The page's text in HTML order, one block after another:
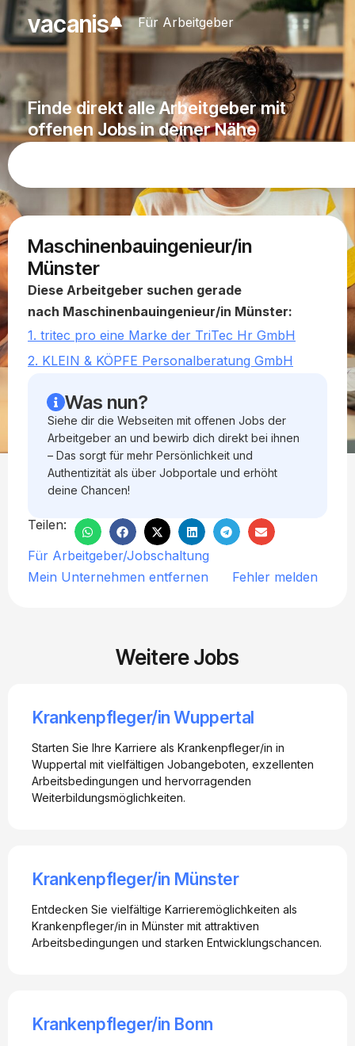
vacanis Für Arbeitgeber
Finde direkt alle Arbeitgeber mit
offenen Jobs in deiner Nähe
Maschinenbauingenieur/in
Münster
Diese Arbeitgeber suchen gerade
nach Maschinenbauingenieur/in Münster:
1. tritec pro eine Marke der TriTec Hr GmbH
2. KLEIN & KÖPFE Personalberatung GmbH
Was nun?
Siehe dir die Webseiten mit offenen Jobs der
Arbeitgeber an und bewirb dich direkt bei ihnen
– Das sorgt für mehr Persönlichkeit und
Authentizität als über Jobportale und erhöht
deine Chancen!
Teilen:
Für Arbeitgeber/Jobschaltung
Mein Unternehmen entfernen
Fehler melden
Weitere Jobs
Krankenpfleger/in Wuppertal
Starten Sie Ihre Karriere als Krankenpfleger/in in
Wuppertal mit vielfältigen Jobangeboten, exzellenten
Arbeitsbedingungen und hervorragenden
Weiterbildungsmöglichkeiten.
Krankenpfleger/in Münster
Entdecken Sie vielfältige Karrieremöglichkeiten als
Krankenpfleger/in in Münster mit attraktiven
Arbeitsbedingungen und starken Entwicklungschancen.
Krankenpfleger/in Bonn